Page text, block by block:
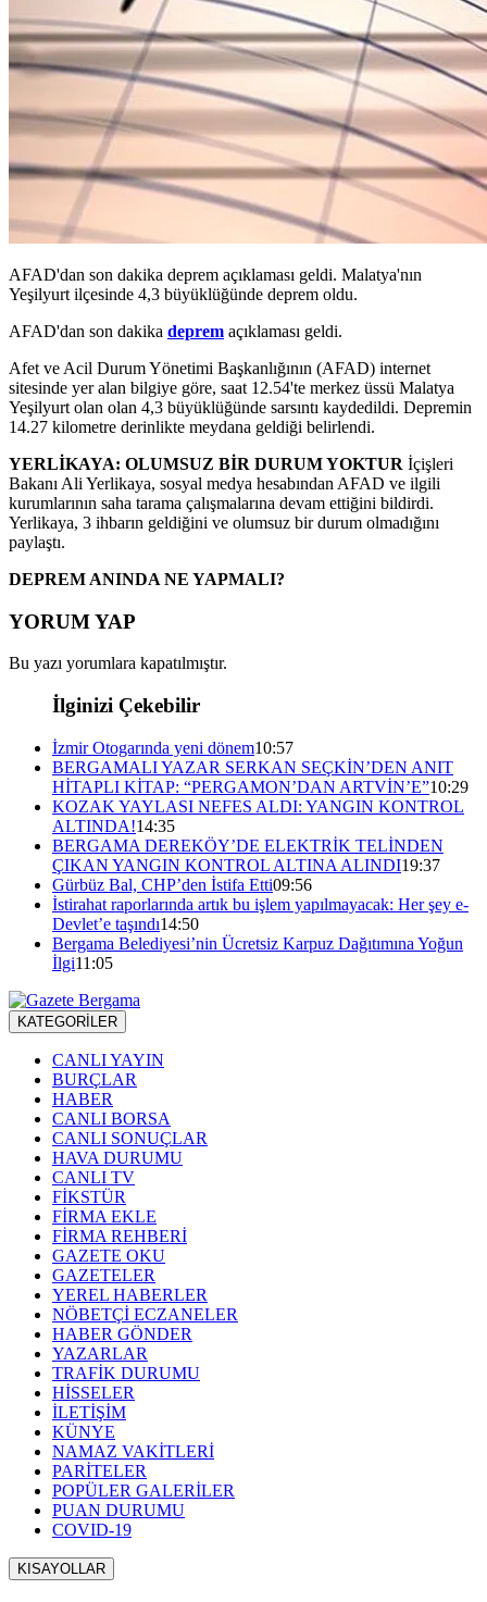
AFAD'dan son dakika deprem açıklaması geldi. Malatya'nın
Yeşilyurt ilçesinde 4,3 büyüklüğünde deprem oldu.
AFAD'dan son dakika deprem açıklaması geldi.
Afet ve Acil Durum Yönetimi Başkanlığının (AFAD) internet
sitesinde yer alan bilgiye göre, saat 12.54'te merkez üssü Malatya
Yeşilyurt olan olan 4,3 büyüklüğünde sarsıntı kaydedildi. Depremin
14.27 kilometre derinlikte meydana geldiği belirlendi.
YERLİKAYA: OLUMSUZ BİR DURUM YOKTUR İçişleri
Bakanı Ali Yerlikaya, sosyal medya hesabından AFAD ve ilgili
kurumlarının saha tarama çalışmalarına devam ettiğini bildirdi.
Yerlikaya, 3 ihbarın geldiğini ve olumsuz bir durum olmadığını
paylaştı.
DEPREM ANINDA NE YAPMALI?
YORUM YAP
Bu yazı yorumlara kapatılmıştır.
İlginizi Çekebilir
İzmir Otogarında yeni dönem10:57
BERGAMALI YAZAR SERKAN SEÇKİN’DEN ANIT
HİTAPLI KİTAP: “PERGAMON’DAN ARTVİN’E”10:29
KOZAK YAYLASI NEFES ALDI: YANGIN KONTROL
ALTINDA!14:35
BERGAMA DEREKÖY’DE ELEKTRİK TELİNDEN
ÇIKAN YANGIN KONTROL ALTINA ALINDI19:37
Gürbüz Bal, CHP’den İstifa Etti09:56
İstirahat raporlarında artık bu işlem yapılmayacak: Her şey e-
Devlet’e taşındı14:50
Bergama Belediyesi’nin Ücretsiz Karpuz Dağıtımına Yoğun
İlgi11:05
KATEGORİLER
CANLI YAYIN
BURÇLAR
HABER
CANLI BORSA
CANLI SONUÇLAR
HAVA DURUMU
CANLI TV
FİKSTÜR
FİRMA EKLE
FİRMA REHBERİ
GAZETE OKU
GAZETELER
YEREL HABERLER
NÖBETÇİ ECZANELER
HABER GÖNDER
YAZARLAR
TRAFİK DURUMU
HİSSELER
İLETİŞİM
KÜNYE
NAMAZ VAKİTLERİ
PARİTELER
POPÜLER GALERİLER
PUAN DURUMU
COVID-19
KISAYOLLAR